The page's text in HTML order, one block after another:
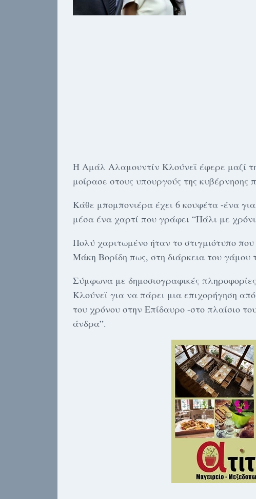
Η Αμάλ Αλαμουντίν Κλούνεϊ έφερε μαζί
μοίρασε στους υπουργούς της κυβέρνησης
Κάθε μπομπονιέρα έχει 6 κουφέτα -ένα
μέσα ένα χαρτί που γράφει “Πάλι με
Πολύ χαριτωμένο ήταν το στιγμιότυπο
Μάκη Βορίδη πως, στη διάρκεια του γάμου
Σύμφωνα με δημοσιογραφικές
Κλούνεϊ για να πάρει μια επιχορήγηση
του χρόνου στην Επίδαυρο -στο πλαίσιο
άνδρα”.